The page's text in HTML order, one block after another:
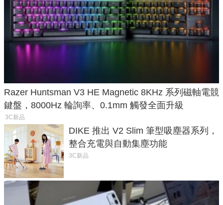
Razer Huntsman V3 HE Magnetic 8KHz 系列磁軸電競
鍵盤，8000Hz 輪詢率、0.1mm 觸發全面升級
3C新品
DIKE 推出 V2 Slim 筆型吸塵器系列，
整合充電與自動集塵功能
3C新品